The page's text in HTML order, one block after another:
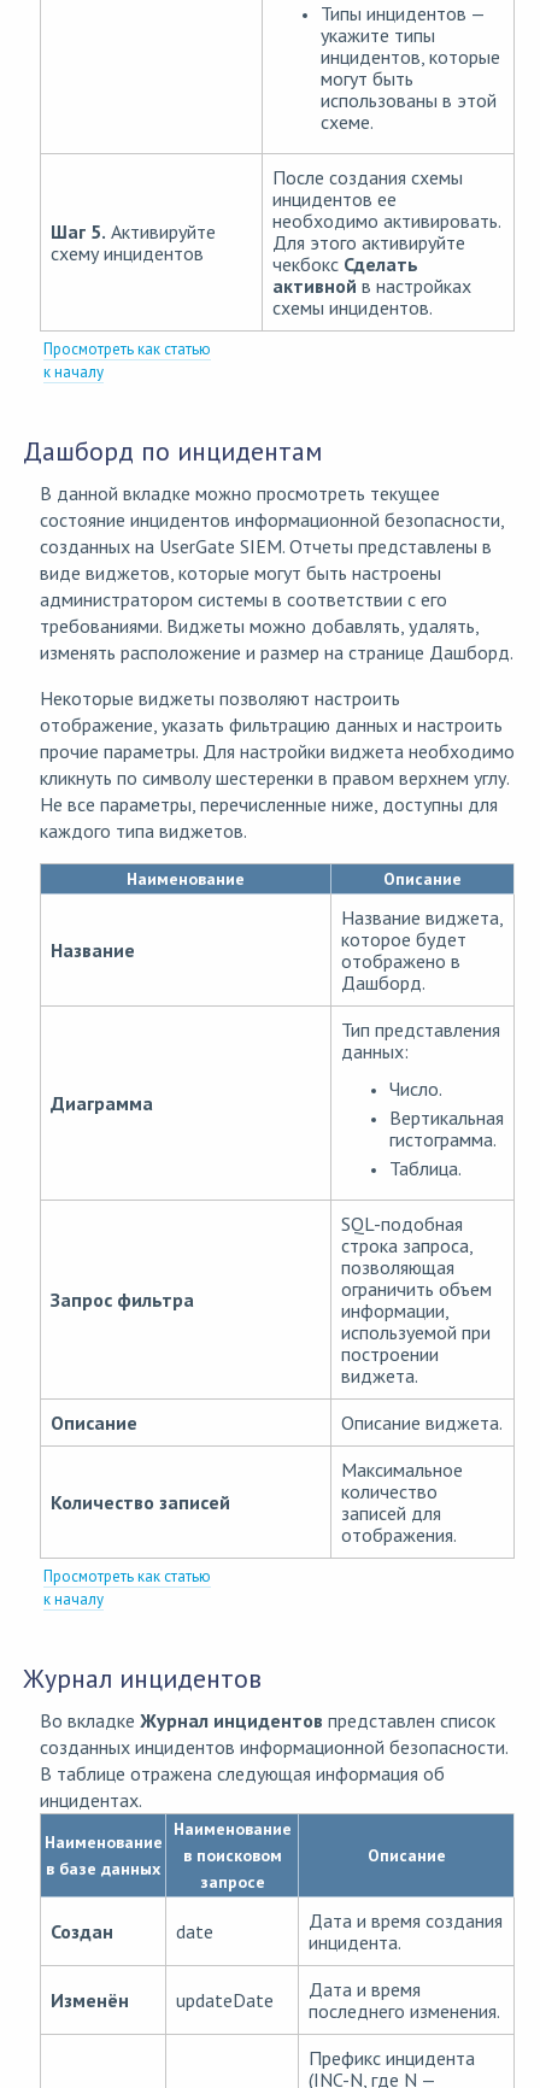
Типы инцидентов —
укажите типы
инцидентов, которые
могут быть
использованы в этой
схеме.
Шаг 5. Активируйте
схему инцидентов
После создания схемы
инцидентов ее
необходимо активировать.
Для этого активируйте
чекбокс Сделать
активной в настройках
схемы инцидентов.
Просмотреть как статью
к началу
Дашборд по инцидентам
В данной вкладке можно просмотреть текущее
состояние инцидентов информационной безопасности,
созданных на UserGate SIEM. Отчеты представлены в
виде виджетов, которые могут быть настроены
администратором системы в соответствии с его
требованиями. Виджеты можно добавлять, удалять,
изменять расположение и размер на странице Дашборд.
Некоторые виджеты позволяют настроить
отображение, указать фильтрацию данных и настроить
прочие параметры. Для настройки виджета необходимо
кликнуть по символу шестеренки в правом верхнем углу.
Не все параметры, перечисленные ниже, доступны для
каждого типа виджетов.
Наименование Описание
Название
Название виджета,
которое будет
отображено в
Дашборд.
Диаграмма
Тип представления
данных:
Число.
Вертикальная
гистограмма.
Таблица.
Запрос фильтра
SQL-подобная
строка запроса,
позволяющая
ограничить объем
информации,
используемой при
построении
виджета.
Описание
Описание виджета.
Количество записей
Максимальное
количество
записей для
отображения.
Просмотреть как статью
к началу
Журнал инцидентов
Во вкладке Журнал инцидентов представлен список
созданных инцидентов информационной безопасности.
В таблице отражена следующая информация об
инцидентах.
Наименование
в базе данных
Наименование
в поисковом
запросе
Описание
Создан date
Дата и время создания
инцидента.
Изменён updateDate
Дата и время
последнего изменения.
Префикс инцидента
(INC-N, где N —